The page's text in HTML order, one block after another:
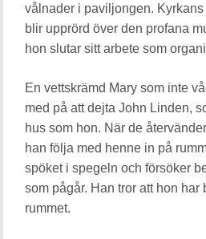
vålnader i paviljongen.
blir upprörd över den profana
hon slutar sitt arbete som
En vettskrämd Mary som inte
med på att dejta John Linden,
hus som hon. När de
han följa med henne in på
spöket i spegeln och försöker
som pågår. Han tror att hon
rummet.